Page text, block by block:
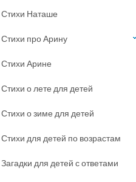
Стихи Наташе
Стихи про Арину
Стихи Арине
Стихи о лете для детей
Стихи о зиме для детей
Стихи для детей по возрастам
Загадки для детей с ответами